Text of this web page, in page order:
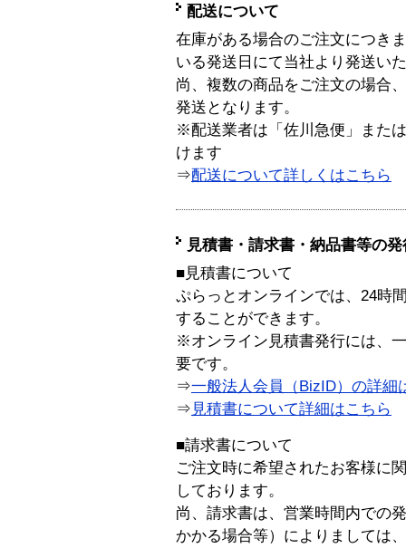
配送について
在庫がある場合のご注文につき
いる発送日にて当社より発送い
尚、複数の商品をご注文の場合
発送となります。
※配送業者は「佐川急便」また
けます
⇒配送について詳しくはこちら
見積書・請求書・納品書等の
■見積書について
ぷらっとオンラインでは、24時
することができます。
※オンライン見積書発行には、
要です。
⇒一般法人会員（BizID）の詳細
⇒ 見積書について詳細はこちら
■請求書について
ご注文時に希望されたお客様に
しております。
尚、請求書は、営業時間内での
かかる場合等）によりましては